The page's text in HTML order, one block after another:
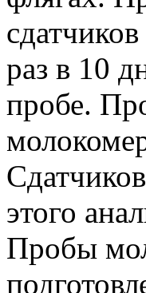
раз в 10
пробе.
этого
Пробы